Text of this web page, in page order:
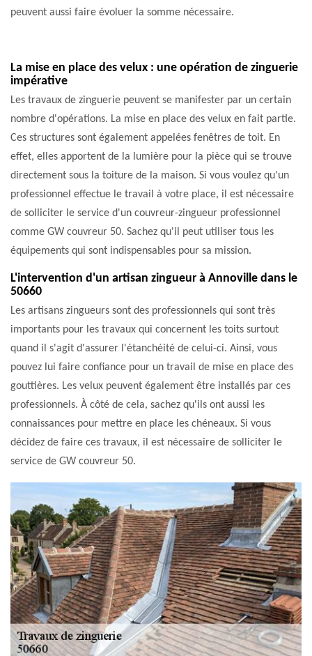
peuvent aussi faire évoluer la somme nécessaire.
La mise en place des velux : une opération de zinguerie
impérative
Les travaux de zinguerie peuvent se manifester par un certain
nombre d'opérations. La mise en place des velux en fait partie.
Ces structures sont également appelées fenêtres de toit. En
effet, elles apportent de la lumière pour la pièce qui se trouve
directement sous la toiture de la maison. Si vous voulez qu'un
professionnel effectue le travail à votre place, il est nécessaire
de solliciter le service d'un couvreur-zingueur professionnel
comme GW couvreur 50. Sachez qu'il peut utiliser tous les
équipements qui sont indispensables pour sa mission.
L'intervention d'un artisan zingueur à Annoville dans le
50660
Les artisans zingueurs sont des professionnels qui sont très
importants pour les travaux qui concernent les toits surtout
quand il s'agit d'assurer l'étanchéité de celui-ci. Ainsi, vous
pouvez lui faire confiance pour un travail de mise en place des
gouttières. Les velux peuvent également être installés par ces
professionnels. À côté de cela, sachez qu'ils ont aussi les
connaissances pour mettre en place les chéneaux. Si vous
décidez de faire ces travaux, il est nécessaire de solliciter le
service de GW couvreur 50.